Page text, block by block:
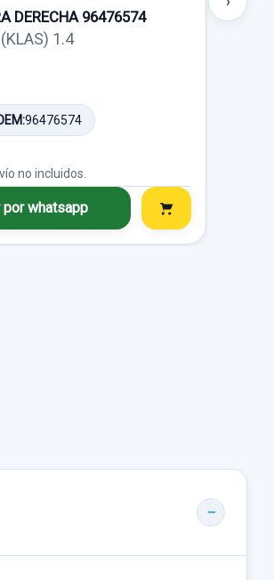
DERECHA 96476574
1.4
96476574
no incluidos.
por whatsapp